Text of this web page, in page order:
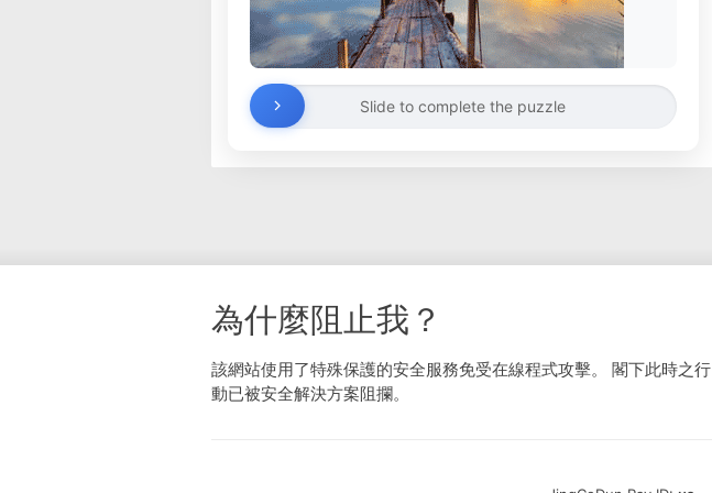
Slide to complete the puzzle
為什麼阻止我？
該網站使用了特殊保護的安全服務免受在線程式攻擊。 閣下此時之行
動已被安全解決方案阻攔。